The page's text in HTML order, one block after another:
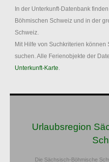
In der Unterkunft-Datenbank
Böhmischen Schweiz und in der
Schweiz.
Mit Hilfe von Suchkriterien
suchen. Alle Ferienobjekte der
Unterkunft-Karte.
Urlaubsregion
Die Sächsisch-Böhmische